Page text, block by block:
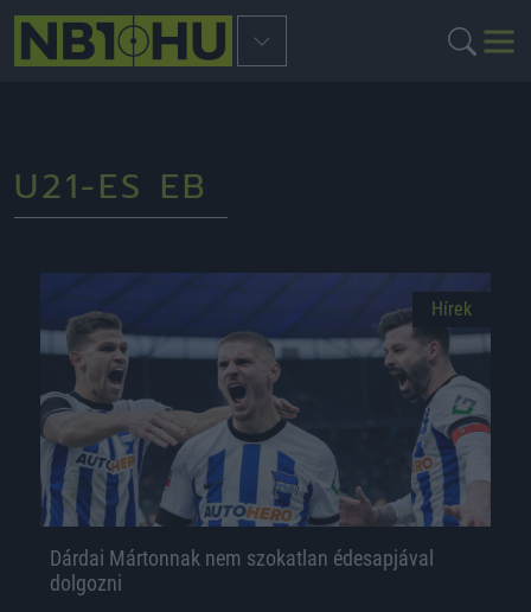
U21-ES EB
Hírek
Dárdai Mártonnak nem szokatlan édesapjával
dolgozni